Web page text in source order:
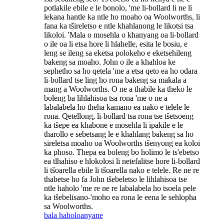
potlakile ebile e le bonolo, 'me li-bollard li ne li
lekana hantle ka ntle ho moaho oa Woolworths, li
fana ka tšireletso e ntle khahlanong le likotsi tsa
likoloi. 'Mala o mosehla o khanyang oa li-bollard
o ile oa li etsa hore li hlahelle, esita le bosiu, e
leng se ileng sa eketsa polokeho e eketsehileng
bakeng sa moaho. John o ile a khahloa ke
sephetho sa ho qetela 'me a etsa qeto ea ho odara
li-bollard tse ling ho rona bakeng sa makala a
mang a Woolworths. O ne a thabile ka theko le
boleng ba lihlahisoa tsa rona 'me o ne a
labalabela ho theha kamano ea nako e telele le
rona. Qetellong, li-bollard tsa rona tse tšetsoeng
ka tšepe ea khabone e mosehla li ipakile e le
tharollo e sebetsang le e khahlang bakeng sa ho
sireletsa moaho oa Woolworths tšenyong ea koloi
ka phoso. Thepa ea boleng bo holimo le ts'ebetso
ea tlhahiso e hlokolosi li netefalitse hore li-bollard
li tšoarella ebile li tšoarella nako e telele. Re ne re
thabetse ho fa John tšebeletso le lihlahisoa tse
ntle haholo 'me re ne re labalabela ho tsoela pele
ka tšebelisano-'moho ea rona le eena le sehlopha
sa Woolworths.
bala haholoanyane